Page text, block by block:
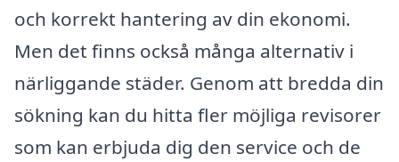
och korrekt hantering av din ekonomi.
Men det finns också många alternativ i
närliggande städer. Genom att bredda din
sökning kan du hitta fler möjliga revisorer
som kan erbjuda dig den service och de